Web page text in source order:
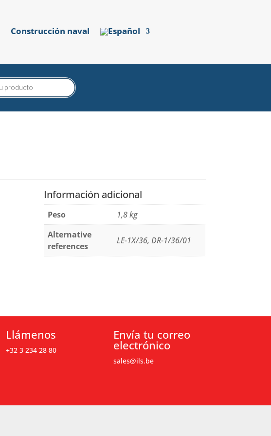
Construcción naval
Información adicional
Peso
1,8 kg
Alternative
references
LE-1X/36, DR-1/36/01
Llámenos
+32 3 234 28 80
Envía tu correo
electrónico
sales@ils.be